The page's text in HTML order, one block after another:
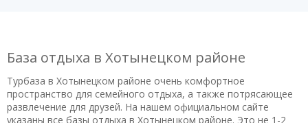
База отдыха в Хотынецком районе
Турбаза в Хотынецком районе очень комфортное
пространство для семейного отдыха, а также потрясающее
развлечение для друзей. На нашем официальном сайте
указаны все базы отдыха в Хотынецком районе. Это не 1-2